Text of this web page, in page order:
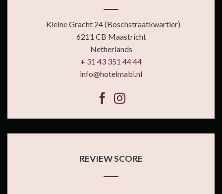
Kleine Gracht 24 (Boschstraatkwartier)
6211 CB Maastricht
Netherlands
+ 31 43 351 44 44
info@hotelmabi.nl
REVIEW SCORE